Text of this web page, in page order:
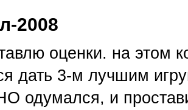
2008
оценки. на этом
дать 3-м лучшим
одумался, и